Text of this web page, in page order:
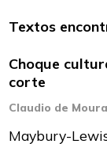
Textos
Choque
corte
Claudio de
Maybury-